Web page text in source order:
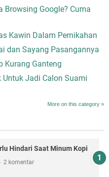
Browsing Google? Cuma
Kawin Dalam Pernikahan
dan Sayang Pasangannya
Kurang Ganteng
Untuk Jadi Calon Suami
More on this category »
Hindari Saat Minum Kopi
2 komentar